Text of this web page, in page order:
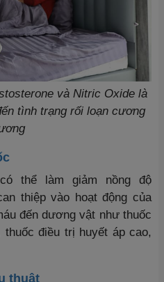
và Nitric Oxide là
tình trạng rối loạn cương
thể làm giảm nồng độ
thiệp vào hoạt động của
đến dương vật như thuốc
điều trị huyết áp cao,
thuật